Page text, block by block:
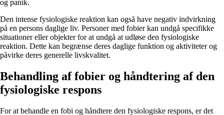
og panik.
Den intense fysiologiske reaktion kan også have negativ indvirkning
på en persons daglige liv. Personer med fobier kan undgå specifikke
situationer eller objekter for at undgå at udløse den fysiologiske
reaktion. Dette kan begrænse deres daglige funktion og aktiviteter og
påvirke deres generelle livskvalitet.
Behandling af fobier og håndtering af den
fysiologiske respons
For at behandle en fobi og håndtere den fysiologiske respons, er det